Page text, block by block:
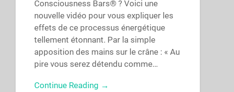
Consciousness Bars® ? Voici une
nouvelle vidéo pour vous expliquer les
effets de ce processus énergétique
tellement étonnant. Par la simple
apposition des mains sur le crâne : « Au
pire vous serez détendu comme…
Continue Reading →